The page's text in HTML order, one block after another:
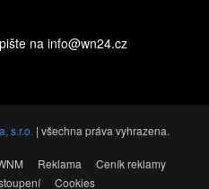
na info@wn24.cz
s.r.o. | všechna práva vyhrazena.
Reklama
Ceník reklamy
Cookies